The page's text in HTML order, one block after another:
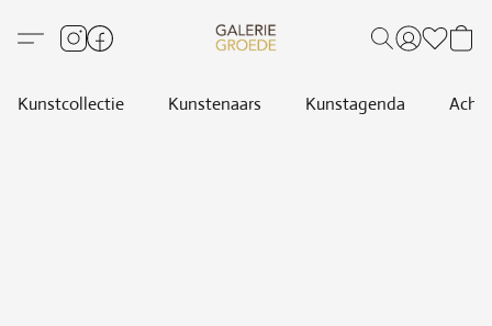
Kunstcollectie Kunstenaars Kunstagenda